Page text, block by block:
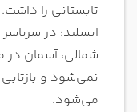
تابستانی را داشت.
ایسلند: در
شمالی، آسمان در
نمی‌شود و
می‌شود.